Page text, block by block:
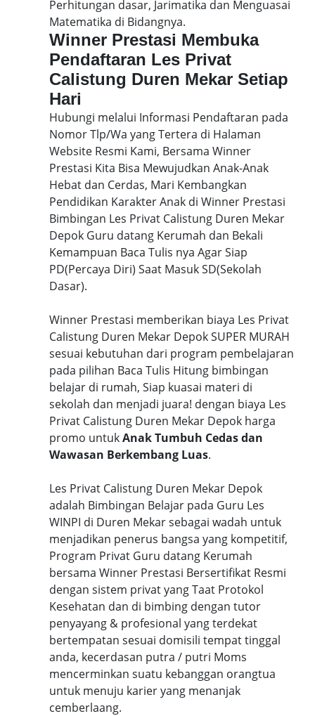
Perhitungan dasar, Jarimatika dan Menguasai
Matematika di Bidangnya.
Winner Prestasi Membuka
Pendaftaran Les Privat
Calistung Duren Mekar Setiap
Hari
Hubungi melalui Informasi Pendaftaran pada
Nomor Tlp/Wa yang Tertera di Halaman
Website Resmi Kami, Bersama Winner
Prestasi Kita Bisa Mewujudkan Anak-Anak
Hebat dan Cerdas, Mari Kembangkan
Pendidikan Karakter Anak di Winner Prestasi
Bimbingan Les Privat Calistung Duren Mekar
Depok Guru datang Kerumah dan Bekali
Kemampuan Baca Tulis nya Agar Siap
PD(Percaya Diri) Saat Masuk SD(Sekolah
Dasar).
Winner Prestasi memberikan biaya Les Privat
Calistung Duren Mekar Depok SUPER MURAH
sesuai kebutuhan dari program pembelajaran
pada pilihan Baca Tulis Hitung bimbingan
belajar di rumah, Siap kuasai materi di
sekolah dan menjadi juara! dengan biaya Les
Privat Calistung Duren Mekar Depok harga
promo untukAnak Tumbuh Cedas dan
Wawasan Berkembang Luas.
Les Privat Calistung Duren Mekar Depok
adalah Bimbingan Belajar pada Guru Les
WINPI di Duren Mekar sebagai wadah untuk
menjadikan penerus bangsa yang kompetitif,
Program Privat Guru datang Kerumah
bersama Winner Prestasi Bersertifikat Resmi
dengan sistem privat yang Taat Protokol
Kesehatan dan di bimbing dengan tutor
penyayang & profesional yang terdekat
bertempatan sesuai domisili tempat tinggal
anda, kecerdasan putra / putri Moms
mencerminkan suatu kebanggan orangtua
untuk menuju karier yang menanjak
cemberlaang.